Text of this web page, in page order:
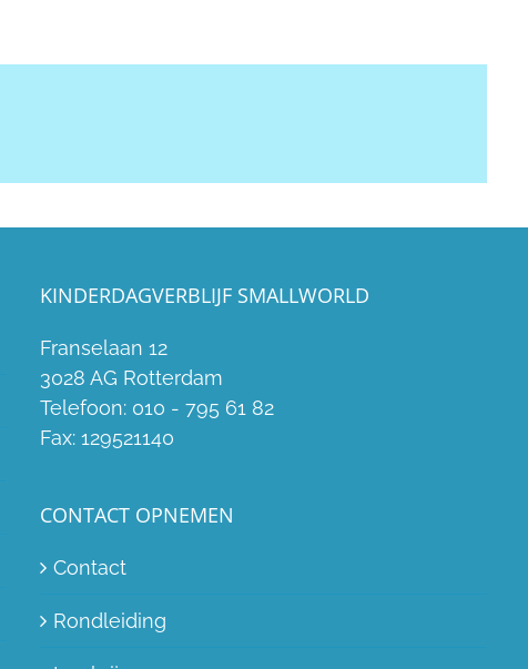
KINDERDAGVERBLIJF SMALLWORLD
Franselaan 12
3028 AG Rotterdam
Telefoon: 010 - 795 61 82
Fax: 129521140
CONTACT OPNEMEN
Contact
Rondleiding